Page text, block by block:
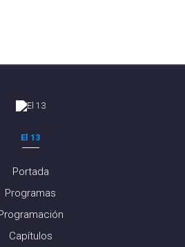
El 13
Portada
Programas
Capítulos